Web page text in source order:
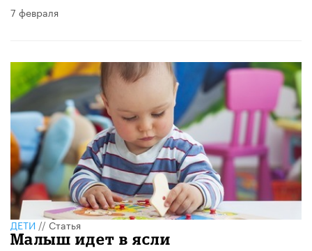
7 февраля
ДЕТИ //Статья
Малыш идет в ясли